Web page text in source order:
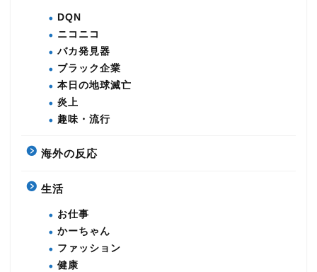
DQN
ニコニコ
バカ発見器
ブラック企業
本日の地球滅亡
炎上
趣味・流行
海外の反応
生活
お仕事
かーちゃん
ファッション
健康